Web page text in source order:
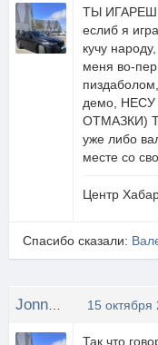
ТЫ
еслиб я
кучу
меня во-
демо,
ОТМАЗКИ)
уже либо
месте со
Центр
Спасибо сказали:
15 октября
Так что